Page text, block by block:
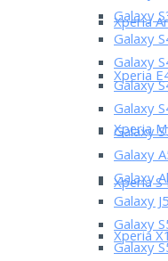
Xperia
Xperia
Xperia
Xperia
Xperia
Galaxy
Galaxy
Galaxy
Galaxy
Galaxy
Galaxy
Galaxy
Galaxy
Galaxy
Galaxy
Galaxy